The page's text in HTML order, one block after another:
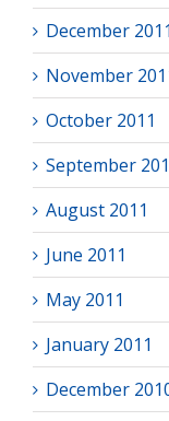
December 2011
November
October 2011
September
August 2011
June 2011
May 2011
January 2011
December